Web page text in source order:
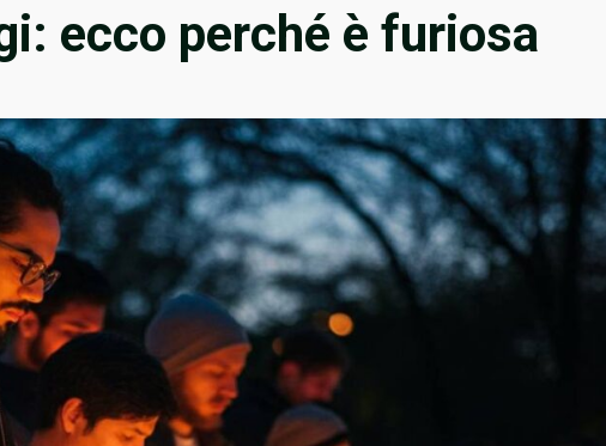
ecco perché è furiosa